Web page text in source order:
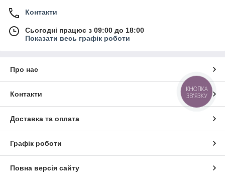
Контакти
Сьогодні працює з 09:00 до 18:00
Показати весь графік роботи
Про нас
Контакти
Доставка та оплата
Графік роботи
Повна версія сайту
КНОПКА
ЗВ'ЯЗКУ